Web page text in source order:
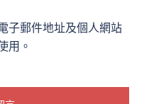
子郵件地址及個人網站
用。